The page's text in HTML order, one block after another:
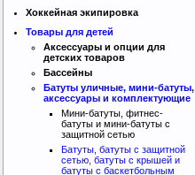
Хоккейная экипировка
Товары для детей
Аксессуары и опции для
детских товаров
Бассейны
Батуты уличные, мини-батуты,
аксессуары и комплектующие
Мини-батуты, фитнес-
батуты и мини-батуты с
защитной сетью
Батуты, батуты с защитной
сетью, батуты с крышей и
батуты с баскетбольным